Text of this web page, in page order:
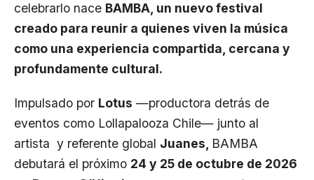
celebrarlo nace BAMBA, un nuevo festival
creado para reunir a quienes viven la música
como una experiencia compartida, cercana y
profundamente cultural.
Impulsado por Lotus —productora detrás de
eventos como Lollapalooza Chile— junto al
artista y referente global Juanes, BAMBA
debutará el próximo 24 y 25 de octubre de 2026